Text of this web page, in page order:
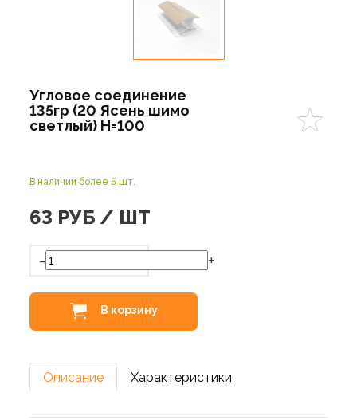
Угловое соединение
135гр (20 Ясень шимо
светлый) Н=100
В наличии более 5 шт.
63 РУБ / ШТ
- +
В корзину
Описание Характеристики